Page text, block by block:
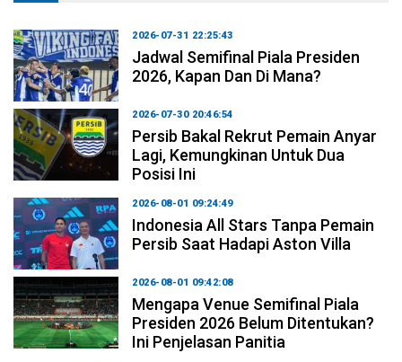
2026-07-31 22:25:43
Jadwal Semifinal Piala Presiden
2026, Kapan Dan Di Mana?
2026-07-30 20:46:54
Persib Bakal Rekrut Pemain Anyar
Lagi, Kemungkinan Untuk Dua
Posisi Ini
2026-08-01 09:24:49
Indonesia All Stars Tanpa Pemain
Persib Saat Hadapi Aston Villa
2026-08-01 09:42:08
Mengapa Venue Semifinal Piala
Presiden 2026 Belum Ditentukan?
Ini Penjelasan Panitia